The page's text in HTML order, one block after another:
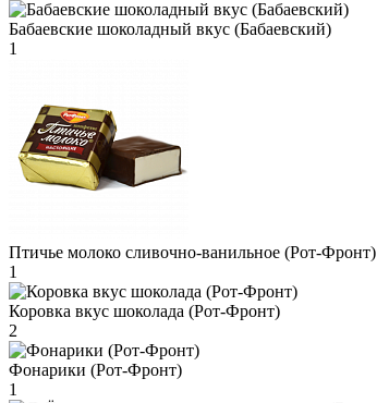
Бабаевские шоколадный вкус (Бабаевский)
1
Птичье молоко сливочно-ванильное (Рот-Фронт)
1
Коровка вкус шоколада (Рот-Фронт)
2
Фонарики (Рот-Фронт)
1